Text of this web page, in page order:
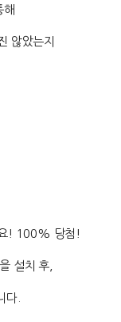
해
않았는지
! 100% 당첨!
설치 후,
다.